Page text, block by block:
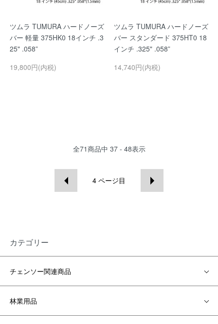
ツムラ TUMURA ハードノーズ
バー 軽量 375HK0 18インチ .3
25" .058”
19,800円(内税)
ツムラ TUMURA ハードノーズ
バー スタンダード 375HT0 18
インチ .325" .058”
14,740円(内税)
全71商品中 37 - 48表示
4 ページ目
カテゴリー
チェンソー関連商品
林業用品